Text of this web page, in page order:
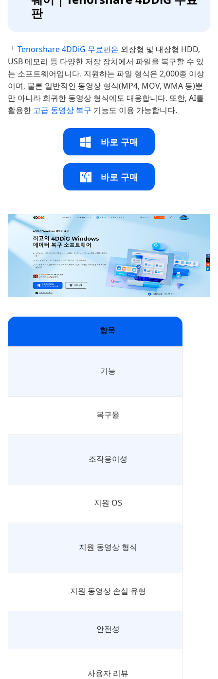
판
「 Tenorshare 4DDiG 무료판은 외장형 및 내장형 HDD,
USB 메모리 등 다양한 저장 장치에서 파일을 복구할 수 있
는 소프트웨어입니다. 지원하는 파일 형식은 2,000종 이상
이며, 물론 일반적인 동영상 형식(MP4, MOV, WMA 등)뿐
만 아니라 희귀한 동영상 형식에도 대응합니다. 또한, AI를
활용한 고급 동영상 복구 기능도 이용 가능합니다.
바로 구매
바로 구매
항목
기능
복구율
조작용이성
지원 OS
지원 동영상 형식
지원 동영상 손실 유형
안전성
사용자 리뷰